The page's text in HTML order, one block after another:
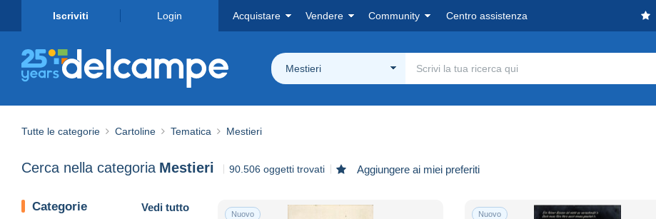
Iscriviti Login Acquistare Vendere Community Centro assistenza
Mestieri
Tutte le categorie Cartoline Tematica Mestieri
Cerca nella categoria Mestieri 90.506 oggetti trovati Aggiungere ai miei preferiti
Categorie Vedi tutto
Nuovo Nuovo